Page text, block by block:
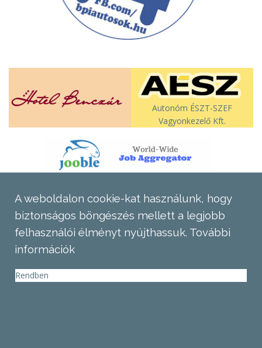
Autonóm ÉSZT-SZEF
Vagyonkezelő Kft.
A weboldalon cookie-kat használunk, hogy
biztonságos böngészés mellett a legjobb
felhasználói élményt nyújthassuk. További
információk
Rendben